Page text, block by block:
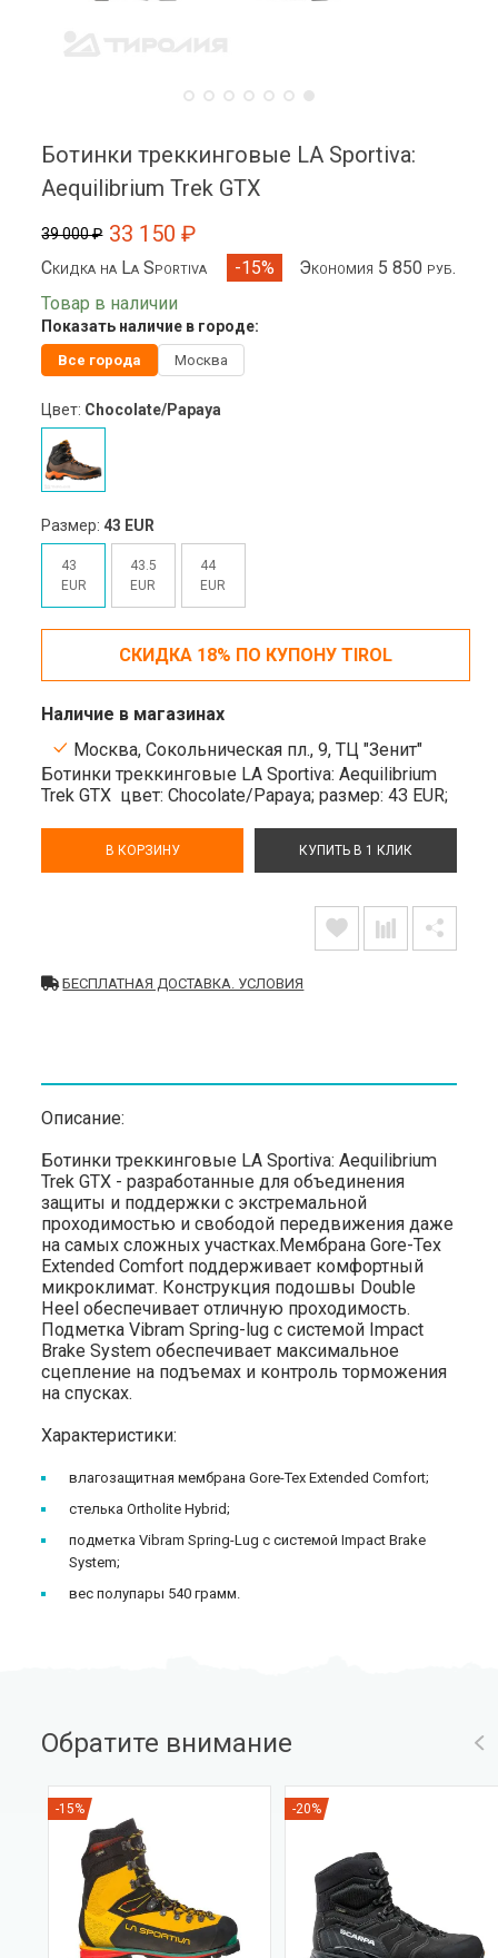
Ботинки треккинговые LA Sportiva:
Aequilibrium Trek GTX
39 000 ₽ 33 150 ₽
Скидка на La Sportiva -15%
Экономия 5 850 руб.
Товар в наличии
Показать наличие в городе:
Все города Москва
Цвет: Chocolate/Papaya
Размер:43 EUR
43
EUR
43.5
EUR
44
EUR
СКИДКА 18% ПО КУПОНУ TIROL
Наличие в магазинах
Москва, Сокольническая пл., 9, ТЦ "Зенит"
Ботинки треккинговые LA Sportiva: Aequilibrium
Trek GTX цвет: Chocolate/Papaya;размер: 43 EUR;
В КОРЗИНУ КУПИТЬ В 1 КЛИК
БЕСПЛАТНАЯ ДОСТАВКА. УСЛОВИЯ
Описание:
Ботинки треккинговые LA Sportiva: Aequilibrium
Trek GTX - разработанные для объединения
защиты и поддержки с экстремальной
проходимостью и свободой передвижения даже
на самых сложных участках.Мембрана Gore-Tex
Extended Comfort поддерживает комфортный
микроклимат. Конструкция подошвы Double
Heel обеспечивает отличную проходимость.
Подметка Vibram Spring-lug с системой Impact
Brake System обеспечивает максимальное
сцепление на подъемах и контроль торможения
на спусках.
Характеристики:
влагозащитная мембрана Gore-Tex Extended Comfort;
стелька Ortholite Hybrid;
подметка Vibram Spring-Lug с системой Impact Brake
System;
вес полупары 540 грамм.
Обратите внимание
-15% -20%